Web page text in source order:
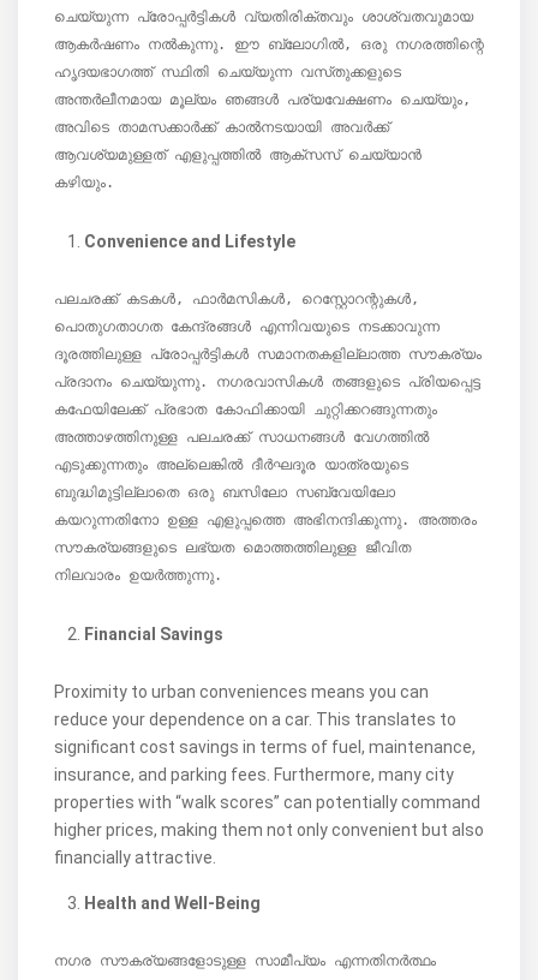
ചെയ്യുന്ന പ്രോപ്പർട്ടികൾ വ്യതിരിക്തവും ശാശ്വതവുമായ
ആകർഷണം നൽകുന്നു. ഈ ബ്ലോഗിൽ, ഒരു നഗരത്തിന്റെ
ഹൃദയഭാഗത്ത് സ്ഥിതി ചെയ്യുന്ന വസ്‌തുക്കളുടെ
അന്തർലീനമായ മൂല്യം ഞങ്ങൾ പര്യവേക്ഷണം ചെയ്യും,
അവിടെ താമസക്കാർക്ക് കാൽനടയായി അവർക്ക്
ആവശ്യമുള്ളത് എളുപ്പത്തിൽ ആക്‌സസ് ചെയ്യാൻ
കഴിയും.
Convenience and Lifestyle
പലചരക്ക് കടകൾ, ഫാർമസികൾ, റെസ്റ്റോറന്റുകൾ,
പൊതുഗതാഗത കേന്ദ്രങ്ങൾ എന്നിവയുടെ നടക്കാവുന്ന
ദൂരത്തിലുള്ള പ്രോപ്പർട്ടികൾ സമാനതകളില്ലാത്ത സൗകര്യം
പ്രദാനം ചെയ്യുന്നു. നഗരവാസികൾ തങ്ങളുടെ പ്രിയപ്പെട്ട
കഫേയിലേക്ക് പ്രഭാത കോഫിക്കായി ചുറ്റിക്കറങ്ങുന്നതും
അത്താഴത്തിനുള്ള പലചരക്ക് സാധനങ്ങൾ വേഗത്തിൽ
എടുക്കുന്നതും അല്ലെങ്കിൽ ദീർഘദൂര യാത്രയുടെ
ബുദ്ധിമുട്ടില്ലാതെ ഒരു ബസിലോ സബ്‌വേയിലോ
കയറുന്നതിനോ ഉള്ള എളുപ്പത്തെ അഭിനന്ദിക്കുന്നു. അത്തരം
സൗകര്യങ്ങളുടെ ലഭ്യത മൊത്തത്തിലുള്ള ജീവിത
നിലവാരം ഉയർത്തുന്നു.
Financial Savings
Proximity to urban conveniences means you can
reduce your dependence on a car. This translates to
significant cost savings in terms of fuel, maintenance,
insurance, and parking fees. Furthermore, many city
properties with “walk scores” can potentially command
higher prices, making them not only convenient but also
financially attractive.
Health and Well-Being
നഗര സൗകര്യങ്ങളോടുള്ള സാമീപ്യം എന്നതിനർത്ഥം